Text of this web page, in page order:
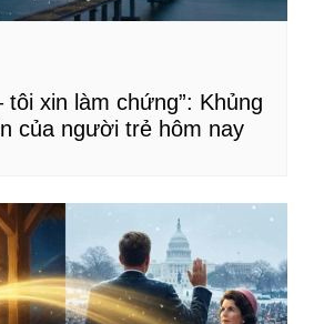
tôi xin làm chứng”: Khủng
của người trẻ hôm nay